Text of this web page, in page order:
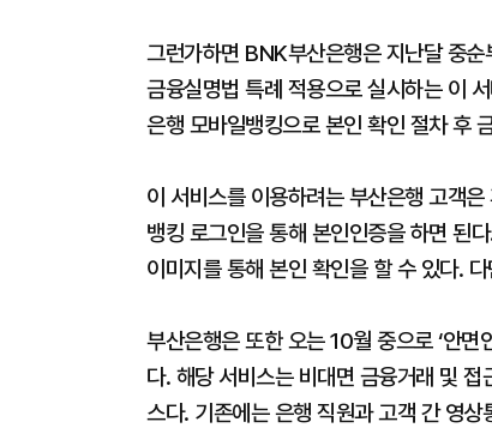
그런가하면 BNK부산은행은 지난달 중순
금융실명법 특례 적용으로 실시하는 이
은행 모바일뱅킹으로 본인 확인 절차 후
이 서비스를 이용하려는 부산은행 고객
뱅킹 로그인을 통해 본인인증을 하면 된
이미지를 통해 본인 확인을 할 수 있다.
부산은행은 또한 오는 10월 중으로 ‘안면
다. 해당 서비스는 비대면 금융거래 및 접
스다. 기존에는 은행 직원과 고객 간 영